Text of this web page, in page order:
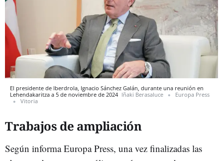
El presidente de Iberdrola, Ignacio Sánchez Galán, durante una reunión en
Lehendakaritza a 5 de noviembre de 2024 Iñaki Berasaluce
Europa Press
Vitoria
Trabajos de ampliación
Según informa Europa Press, una vez finalizadas las